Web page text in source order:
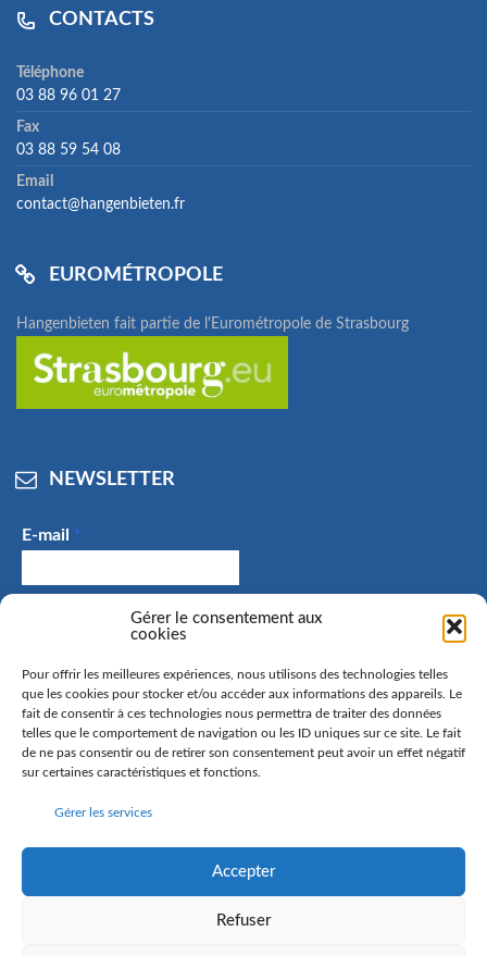
Gérer le consentement aux
cookies
Pour offrir les meilleures expériences, nous utilisons des technologies telles
que les cookies pour stocker et/ou accéder aux informations des appareils. Le
fait de consentir à ces technologies nous permettra de traiter des données
telles que le comportement de navigation ou les ID uniques sur ce site. Le fait
de ne pas consentir ou de retirer son consentement peut avoir un effet négatif
sur certaines caractéristiques et fonctions.
Gérer les services
Accepter
Refuser
CONTACTS
Téléphone
03 88 96 01 27
Fax
03 88 59 54 08
Email
contact@hangenbieten.fr
EUROMÉTROPOLE
Hangenbieten fait partie de l'Eurométropole de Strasbourg
NEWSLETTER
E-mail *
J'accepte de recevoir des e-mails et confirme avoir
pris connaissance de la politique de confidentialité.
La commune de Hangenbieten collecte votre adresse mail
afin de vous envoyer notre lettre d’information. Vous
en savoir plus sur la gestion de vos données personnelles
et pour exercer vos droits, rendez-vous sur la page
politique de confidentialité